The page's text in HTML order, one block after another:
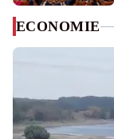
ECONOMIE